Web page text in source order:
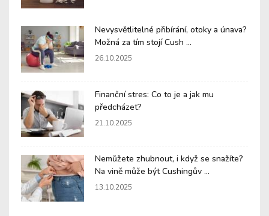
Nevysvětlitelné přibírání, otoky a únava?
Možná za tím stojí Cush ...
26.10.2025
Finanční stres: Co to je a jak mu
předcházet?
21.10.2025
Nemůžete zhubnout, i když se snažíte?
Na vině může být Cushingův ...
13.10.2025